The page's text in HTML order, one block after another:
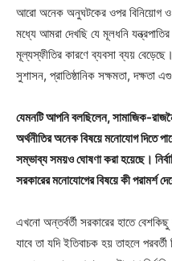
আরো অনেক অনুঘটকের ওপর বিনিয়োগ ও
মধ্যে আমরা দেখছি যে মূলধনি
মূল্যস্ফীতির কারণে ব্যবসা ব্যয়
সুশাসন, প্রাতিষ্ঠানিক সক্ষমতা, দক্ষতা
যেমনটি আপনি বলছিলেন, সামাজিক-
অর্থনীতির অনেক বিষয়ে মনোযোগ দিতে
সম্ভাব্য সময়ও ঘোষণা করা হয়েছে।
সরকারের মনোযোগের বিষয়ে কী পরামর্শ
এখনো অন্তর্বর্তী সরকারের হাতে
যাবে তা যদি ইতিবাচক হয় তাহলে